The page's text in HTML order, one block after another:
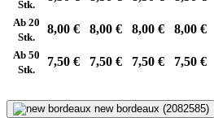
Stk.
Ab 20
Stk.
8,00 € 8,00 € 8,00 € 8,00 €
Ab 50
Stk.
7,50 € 7,50 € 7,50 € 7,50 €
new bordeaux (2082585)